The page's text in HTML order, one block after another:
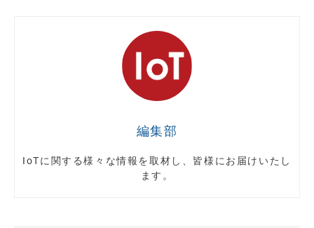
編集部
IoTに関する様々な情報を取材し、皆様にお届けいたし
ます。